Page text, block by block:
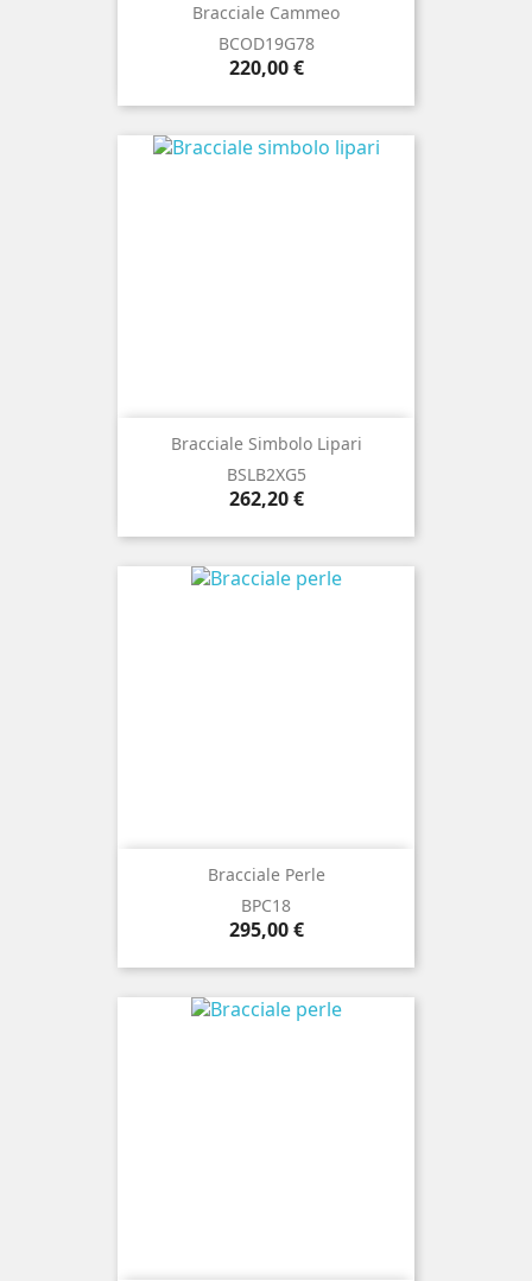
Bracciale Cammeo
BCOD19G78
Prezzo
220,00 €
Bracciale Simbolo Lipari
BSLB2XG5
Prezzo
262,20 €
Bracciale Perle
BPC18
Prezzo
295,00 €